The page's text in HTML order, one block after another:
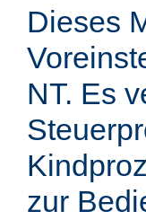
Dieses
NT. Es
zur